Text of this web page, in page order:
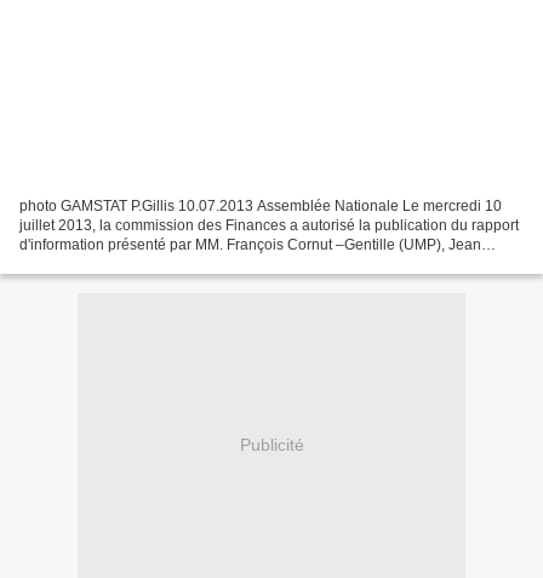
photo GAMSTAT P.Gillis 10.07.2013 Assemblée Nationale Le mercredi 10
juillet 2013, la commission des Finances a autorisé la publication du rapport
d'information présenté par MM. François Cornut –Gentille (UMP), Jean
Publicité